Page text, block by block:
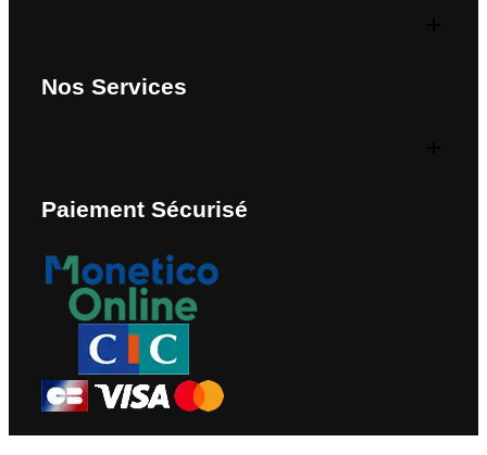
Nos Services
Paiement Sécurisé